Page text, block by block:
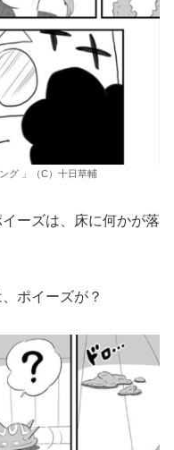
グ 」（C）十日草輔
ーズは、床に何かが落
ポイーズが？